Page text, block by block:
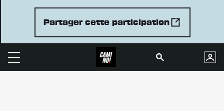
Partager cette participation
C.G.U.